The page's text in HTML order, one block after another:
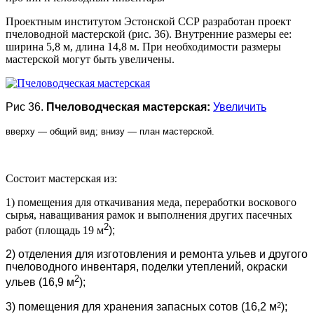
Проектным институтом Эстонской ССР разработан проект
пчеловодной мастерской (рис. 36). Внутренние размеры ее:
ширина 5,8 м, длина 14,8 м. При необходимости размеры
мастерской могут быть увеличены.
Рис 36. Пчеловодческая мастерская: Увеличить
вверху — общий вид; внизу — план мастерской.
Состоит мастерская из:
1) помещения для откачивания меда, переработки воскового
сырья, наващивания рамок и выполнения других пасечных
работ (площадь 19 м2);
2) отделения для изготовления и ремонта ульев и другого
пчеловодного инвентаря, поделки утеплений, окраски
ульев (16,9 м2);
3) помещения для хранения запасных сотов (16,2 м2);